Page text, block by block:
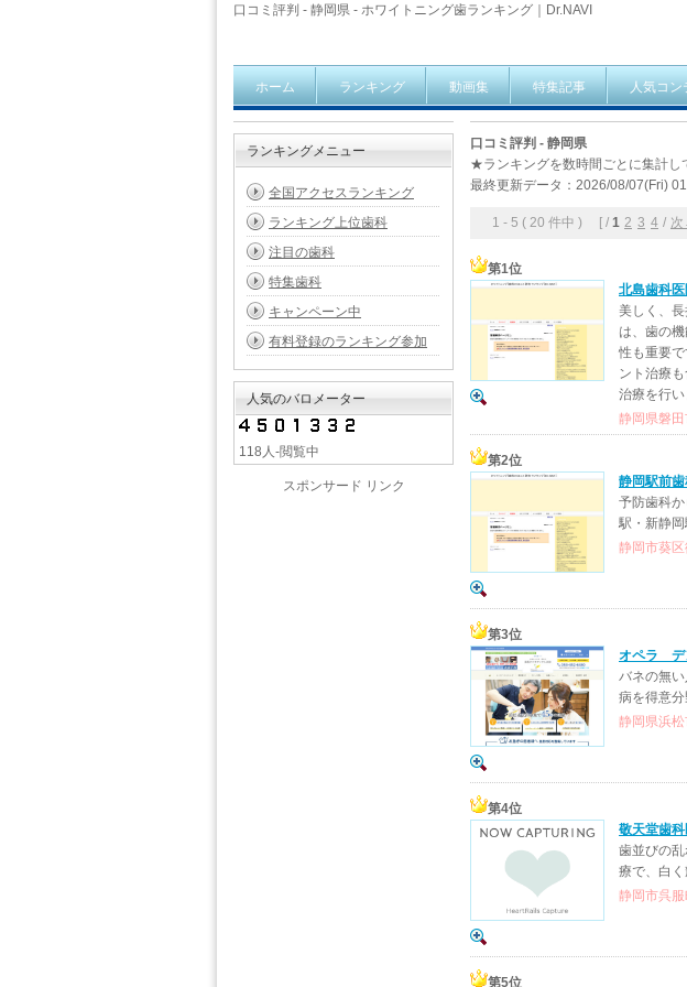
口コミ評判 - 静岡県 - ホワイトニング歯ランキング｜Dr.NAVI
ホーム ランキング 動画集 特集記事 人気コン
口コミ評判 - 静岡県
★ランキングを数時間ごとに集計し
最終更新データ：2026/08/07(Fri)
1 - 5 ( 20 件中 ) [ / 1 2 3 4 /
第1位
北島歯科
美しく、
は、歯の
性も重要
ント治療
治療を行い
静岡県磐
第2位
静岡駅前
予防歯科
駅・新静
静岡市葵
第3位
オペラ デ
バネの無
病を得意分
静岡県浜
第4位
敬天堂歯
歯並びの
療で、白く
静岡市呉
第5位
ランキングメニュー
全国アクセスランキング
ランキング上位歯科
注目の歯科
特集歯科
キャンペーン中
有料登録のランキング参加
人気のバロメーター
118人-閲覧中
スポンサード リンク